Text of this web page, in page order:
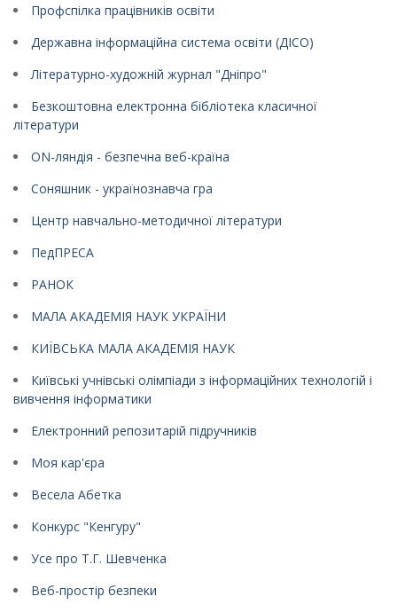
Профспілка працівників освіти
Державна інформаційна система освіти (ДІСО)
Літературно-художній журнал "Дніпро"
Безкоштовна електронна бібліотека класичної
літератури
ON-ляндія - безпечна веб-країна
Соняшник - українознавча гра
Центр навчально-методичної літератури
ПедПРЕСА
РАНОК
МАЛА АКАДЕМІЯ НАУК УКРАЇНИ
КИЇВСЬКА МАЛА АКАДЕМІЯ НАУК
Київські учнівські олімпіади з інформаційних технологій і
вивчення інформатики
Електронний репозитарій підручників
Моя кар'єра
Весела Абетка
Конкурс "Кенгуру"
Усе про Т.Г. Шевченка
Веб-простір безпеки